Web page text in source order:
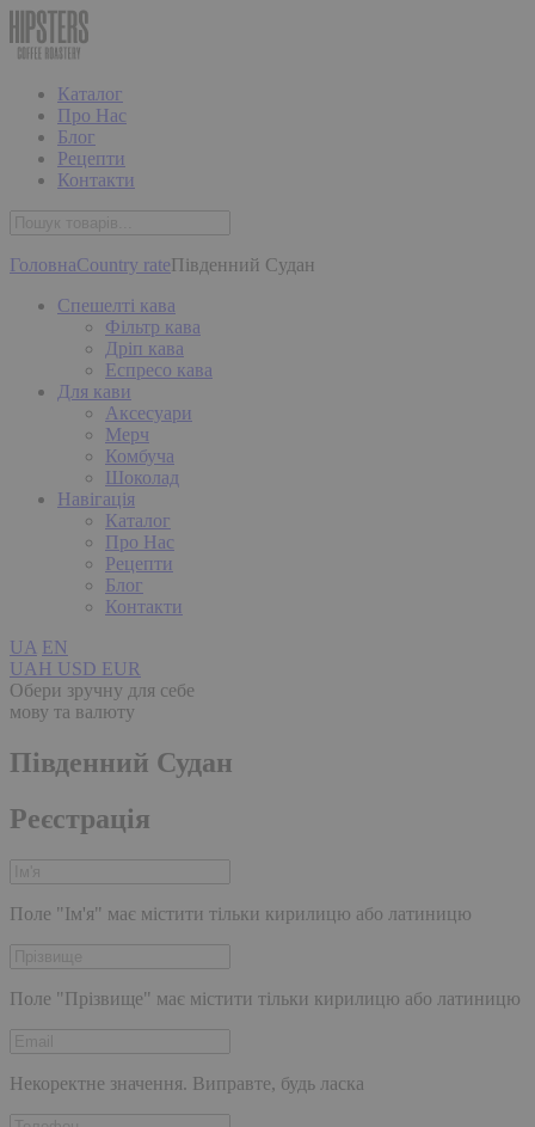
Каталог
Про Нас
Блог
Рецепти
Контакти
ГоловнаCountry rateПівденний Судан
Спешелті кава
Фільтр кава
Дріп кава
Еспресо кава
Для кави
Аксесуари
Мерч
Комбуча
Шоколад
Навігація
Каталог
Про Нас
Рецепти
Блог
Контакти
UA EN
UAH USD EUR
Обери зручну для себе
мову та валюту
Південний Судан
Реєстрація
Поле "Ім'я" має містити тільки кирилицю або латиницю
Поле "Прізвище" має містити тільки кирилицю або латиницю
Некоректне значення. Виправте, будь ласка